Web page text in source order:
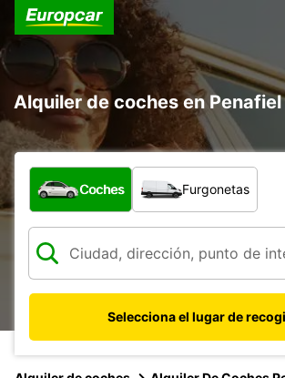
Alquiler de coches en Penafiel
¿Qué tipo de vehículo?
Coches Furgonetas
Selecciona el lugar de